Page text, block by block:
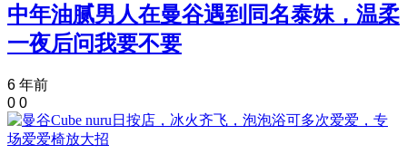
中年油腻男人在曼谷遇到同名泰妹，温柔
一夜后问我要不要
6 年前
0 0